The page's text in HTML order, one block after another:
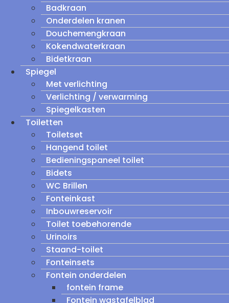
Badkraan
Onderdelen kranen
Douchemengkraan
Kokendwaterkraan
Bidetkraan
Spiegel
Met verlichting
Verlichting / verwarming
Spiegelkasten
Toiletten
Toiletset
Hangend toilet
Bedieningspaneel toilet
Bidets
WC Brillen
Fonteinkast
Inbouwreservoir
Toilet toebehorende
Urinoirs
Staand-toilet
Fonteinsets
Fontein onderdelen
fontein frame
Fontein wastafelblad